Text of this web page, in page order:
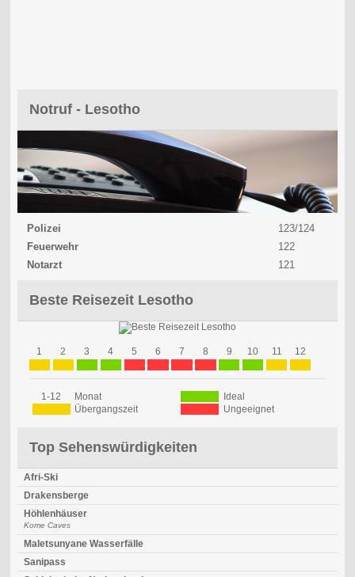
Notruf - Lesotho
Polizei
123/124
Feuerwehr
122
Notarzt
121
Beste Reisezeit Lesotho
1 2 3 4 5 6 7 8 9 10 11 12
1-12 Monat
Ideal
Übergangszeit
Ungeeignet
Top Sehenswürdigkeiten
Afri-Ski
Drakensberge
Höhlenhäuser
Kome Caves
Maletsunyane Wasserfälle
Sanipass